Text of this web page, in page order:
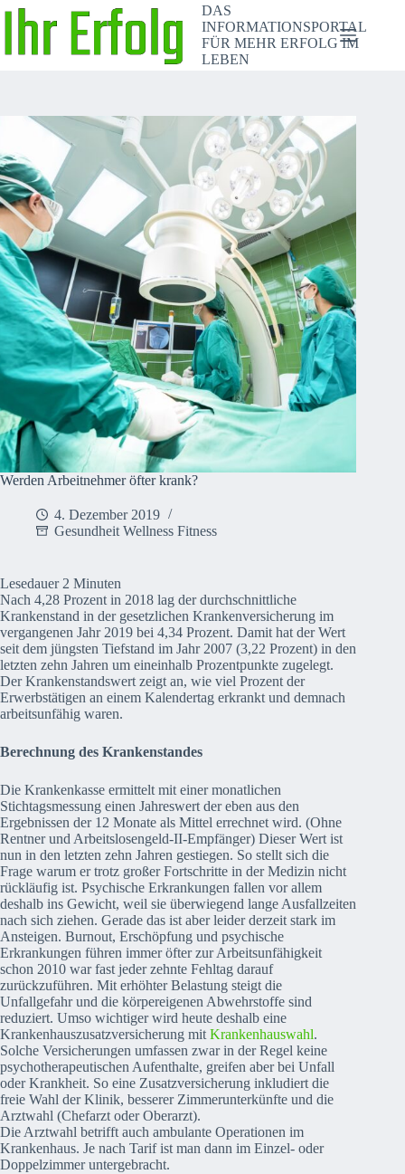
Zum
Inhalt
DAS
INFORMATIONSPORTAL
FÜR MEHR ERFOLG IM
LEBEN
Werden Arbeitnehmer öfter krank?
4. Dezember 2019
Gesundheit Wellness Fitness
Lesedauer 2 Minuten
Nach 4,28 Prozent in 2018 lag der durchschnittliche
Krankenstand in der gesetzlichen Krankenversicherung im
vergangenen Jahr 2019 bei 4,34 Prozent. Damit hat der Wert
seit dem jüngsten Tiefstand im Jahr 2007 (3,22 Prozent) in den
letzten zehn Jahren um eineinhalb Prozentpunkte zugelegt.
Der Krankenstandswert zeigt an, wie viel Prozent der
Erwerbstätigen an einem Kalendertag erkrankt und demnach
arbeitsunfähig waren.
Berechnung des Krankenstandes
Die Krankenkasse ermittelt mit einer monatlichen
Stichtagsmessung einen Jahreswert der eben aus den
Ergebnissen der 12 Monate als Mittel errechnet wird. (Ohne
Rentner und Arbeitslosengeld-II-Empfänger) Dieser Wert ist
nun in den letzten zehn Jahren gestiegen. So stellt sich die
Frage warum er trotz großer Fortschritte in der Medizin nicht
rückläufig ist. Psychische Erkrankungen fallen vor allem
deshalb ins Gewicht, weil sie überwiegend lange Ausfallzeiten
nach sich ziehen. Gerade das ist aber leider derzeit stark im
Ansteigen. Burnout, Erschöpfung und psychische
Erkrankungen führen immer öfter zur Arbeitsunfähigkeit
schon 2010 war fast jeder zehnte Fehltag darauf
zurückzuführen. Mit erhöhter Belastung steigt die
Unfallgefahr und die körpereigenen Abwehrstoffe sind
reduziert. Umso wichtiger wird heute deshalb eine
Krankenhauszusatzversicherung mit Krankenhauswahl.
Solche Versicherungen umfassen zwar in der Regel keine
psychotherapeutischen Aufenthalte, greifen aber bei Unfall
oder Krankheit. So eine Zusatzversicherung inkludiert die
freie Wahl der Klinik, besserer Zimmerunterkünfte und die
Arztwahl (Chefarzt oder Oberarzt).
Die Arztwahl betrifft auch ambulante Operationen im
Krankenhaus. Je nach Tarif ist man dann im Einzel- oder
Doppelzimmer untergebracht.